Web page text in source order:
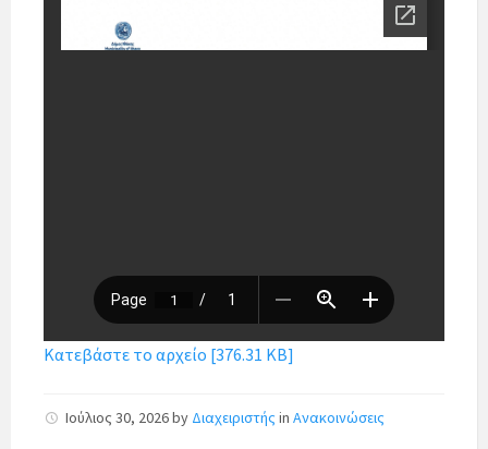
Κατεβάστε το αρχείο [376.31 KB]
Ιούλιος 30, 2026by Διαχειριστής in Ανακοινώσεις